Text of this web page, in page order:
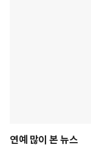
연예 많이 본 뉴스